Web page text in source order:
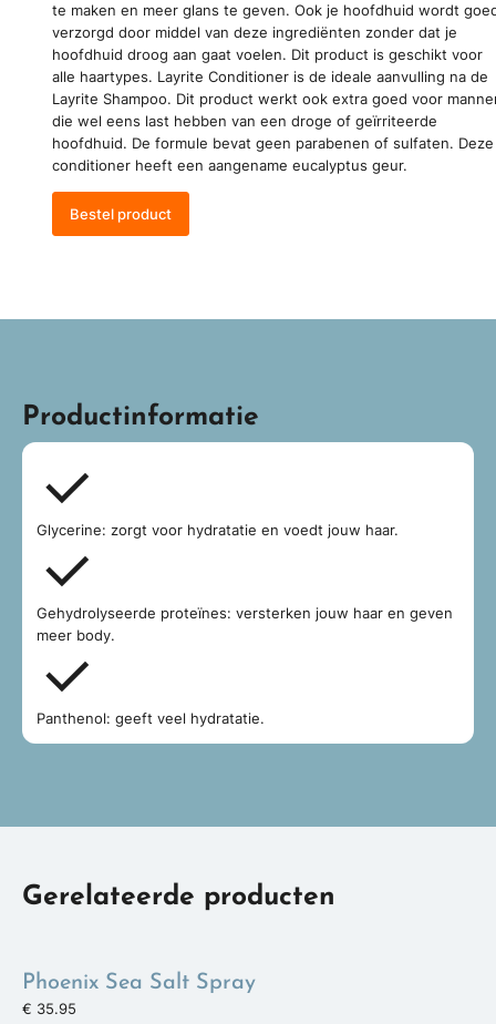
te maken en meer glans te geven. Ook je hoofdhuid wordt
verzorgd door middel van deze ingrediënten zonder dat je
hoofdhuid droog aan gaat voelen. Dit product is geschikt voor
alle haartypes. Layrite Conditioner is de ideale aanvulling na de
Layrite Shampoo. Dit product werkt ook extra goed voor
die wel eens last hebben van een droge of geïrriteerde
hoofdhuid. De formule bevat geen parabenen of sulfaten. Deze
conditioner heeft een aangename eucalyptus geur.
Bestel product
Productinformatie
Glycerine: zorgt voor hydratatie en voedt jouw haar.
Gehydrolyseerde proteïnes: versterken jouw haar en geven
meer body.
Panthenol: geeft veel hydratatie.
Gerelateerde producten
Phoenix Sea Salt Spray
€ 35.95